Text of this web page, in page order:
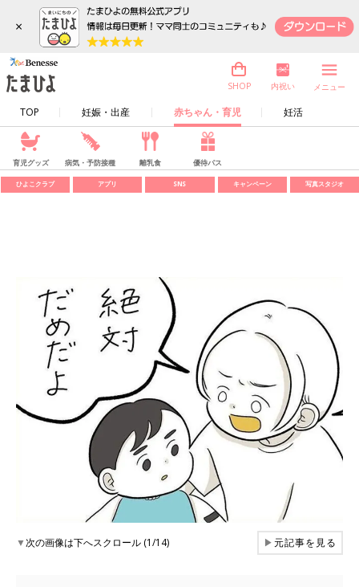
×
TOP 妊娠・出産 赤ちゃん・育児 妊活
SHOP 内祝い メニュー
育児グッズ 病気・予防接種 離乳食 優待パス
ひよこクラブ アプリ SNS キャンペーン 写真スタジオ
▼次の画像は下へスクロール (1/14) ▶元記事を見る